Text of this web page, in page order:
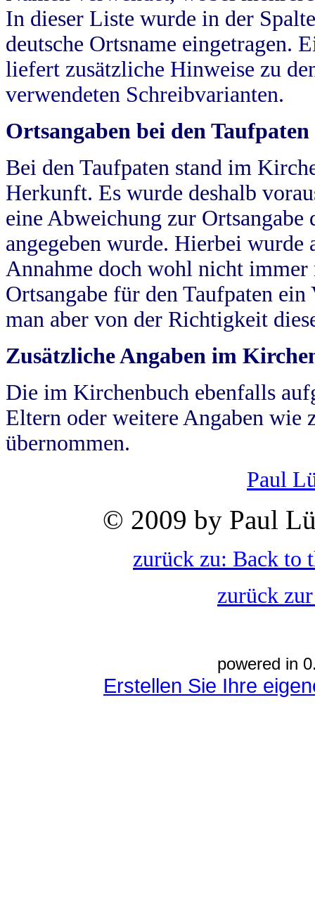
In dieser Liste wurde in der
deutsche Ortsname eingetragen.
liefert zusätzliche Hinweise zu
verwendeten Schreibvarianten.
Ortsangaben bei den Taufpaten
Bei den Taufpaten stand im
Herkunft. Es wurde deshalb
eine Abweichung zur
angegeben wurde. Hierbei wurde
Annahme doch wohl nicht
Ortsangabe für den Taufpaten
man aber von der Richtigkeit
Zusätzliche Angaben im
Die im Kirchenbuch ebenfalls
Eltern oder weitere Angaben wie
übernommen.
Paul
© 2009 by Paul
zurück zu: Back to
zurück
powered in
Erstellen Sie Ihre